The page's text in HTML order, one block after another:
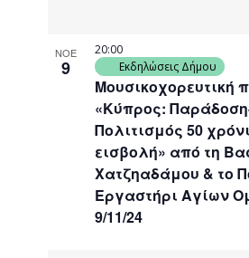
ΝΟΕ
9
Μουσικοχορευτική
«Κύπρος:
Πολιτισμός 50
εισβολή» από τη
Χατζηαδάμου & το
Εργαστήρι Αγίων
9/11/24
20:00
Εκδηλώσεις Δήμου